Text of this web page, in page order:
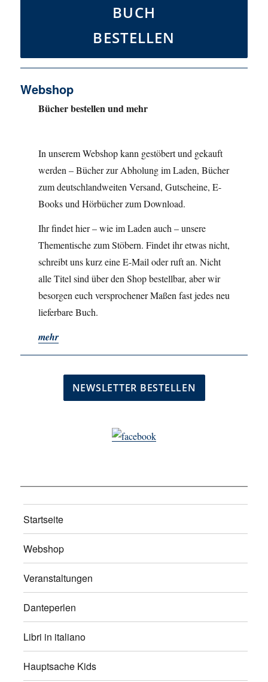
BUCH
BESTELLEN
Webshop
Bücher bestellen und mehr
In unserem Webshop kann gestöbert und gekauft
werden – Bücher zur Abholung im Laden, Bücher
zum deutschlandweiten Versand, Gutscheine, E-
Books und Hörbücher zum Download.
Ihr findet hier – wie im Laden auch – unsere
Thementische zum Stöbern. Findet ihr etwas nicht,
schreibt uns kurz eine E-Mail oder ruft an. Nicht
alle Titel sind über den Shop bestellbar, aber wir
besorgen euch versprochener Maßen fast jedes neu
lieferbare Buch.
mehr
Startseite
Webshop
Veranstaltungen
Danteperlen
Libri in italiano
Hauptsache Kids